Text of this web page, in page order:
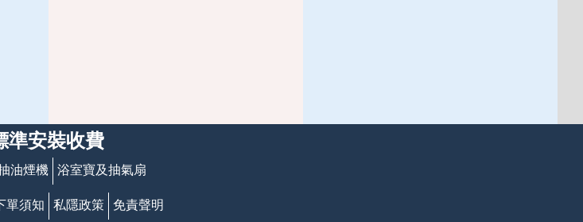
準安裝收費
油煙機 浴室寶及抽氣扇
下單須知 私隱政策 免責聲明